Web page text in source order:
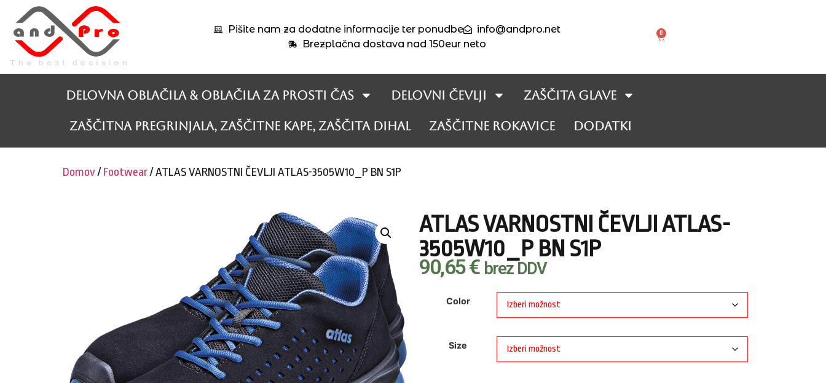
Pišite nam za dodatne informacije ter ponudbe
info@andpro.net
Brezplačna dostava nad 150eur neto
0
Delovna oblačila & Oblačila za prosti čas Delovni čevlji Zaščita glave
Zaščitna pregrinjala, zaščitne kape, zaščita dihal Zaščitne rokavice DODATKI
Domov/Footwear/ ATLAS VARNOSTNI ČEVLJI ATLAS-3505W10_P BN S1P
ATLAS VARNOSTNI ČEVLJI ATLAS-
3505W10_P BN S1P
90,65€ brez DDV
Color
Size